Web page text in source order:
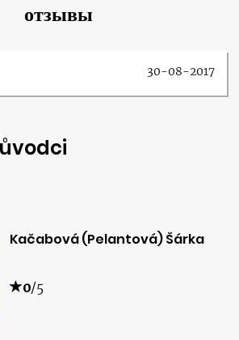
отзывы
30-08-2017
Kačabová (Pelantová) Šárka
0/5